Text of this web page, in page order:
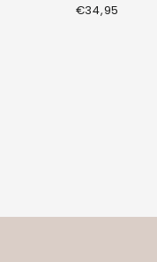
€34,95